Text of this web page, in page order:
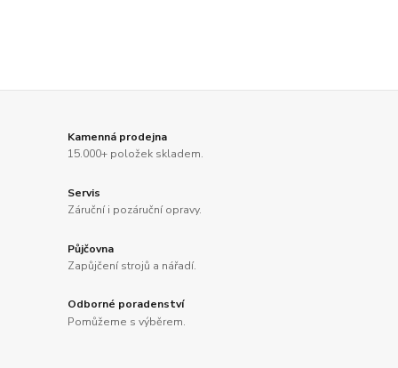
Kamenná prodejna
15.000+ položek skladem.
Servis
Záruční i pozáruční opravy.
Půjčovna
Zapůjčení strojů a nářadí.
Odborné poradenství
Pomůžeme s výběrem.